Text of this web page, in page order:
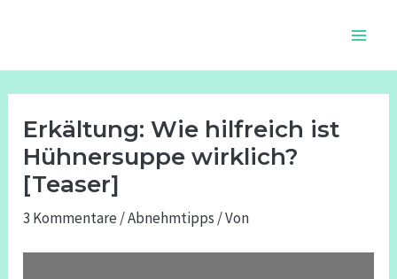
Erkältung: Wie hilfreich ist
Hühnersuppe wirklich?
[Teaser]
3 Kommentare /Abnehmtipps / Von